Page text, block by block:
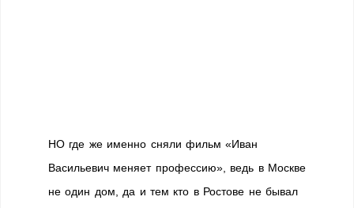
НО где же именно сняли фильм «Иван
Васильевич меняет профессию», ведь в Москве
не один дом, да и тем кто в Ростове не бывал